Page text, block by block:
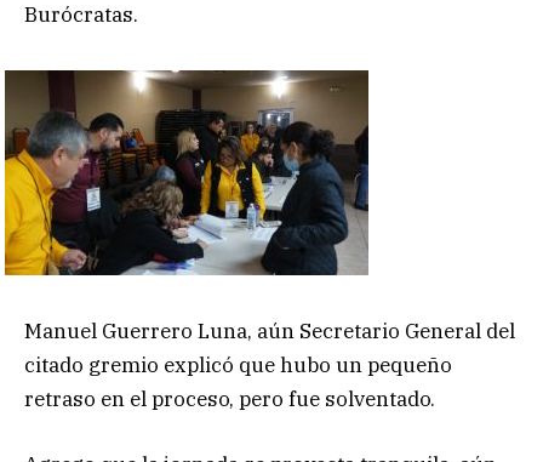
Burócratas.
Manuel Guerrero Luna, aún Secretario General del
citado gremio explicó que hubo un pequeño
retraso en el proceso, pero fue solventado.